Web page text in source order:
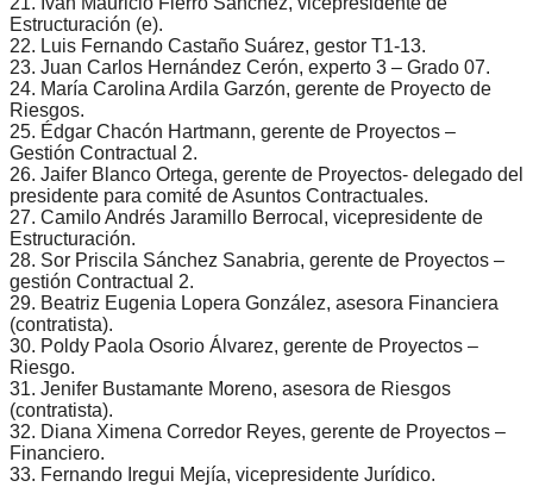
Estructuración (e).
22. Luis Fernando Castaño Suárez, gestor T1-13.
23. Juan Carlos Hernández Cerón, experto 3 – Grado 07.
24. María Carolina Ardila Garzón, gerente de Proyecto de
Riesgos.
25. Édgar Chacón Hartmann, gerente de Proyectos –
Gestión Contractual 2.
26. Jaifer Blanco Ortega, gerente de Proyectos- delegado del
presidente para comité de Asuntos Contractuales.
27. Camilo Andrés Jaramillo Berrocal, vicepresidente de
Estructuración.
28. Sor Priscila Sánchez Sanabria, gerente de Proyectos –
gestión Contractual 2.
29. Beatriz Eugenia Lopera González, asesora Financiera
(contratista).
30. Poldy Paola Osorio Álvarez, gerente de Proyectos –
Riesgo.
31. Jenifer Bustamante Moreno, asesora de Riesgos
(contratista).
32. Diana Ximena Corredor Reyes, gerente de Proyectos –
Financiero.
33. Fernando Iregui Mejía, vicepresidente Jurídico.